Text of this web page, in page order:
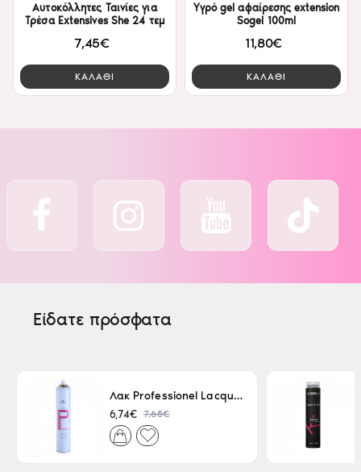
Αυτοκόλλητες Ταινίες για
Τρέσα Extensives She 24 τεμ
7,45€
ΚΑΛΑΘΙ
Υγρό gel αφαίρεσης extension
Sogel 100ml
11,80€
ΚΑΛΑΘΙ
Είδατε πρόσφατα
Λακ Professionel Lacque Super Strong 500ml
6,74€ 7,65€